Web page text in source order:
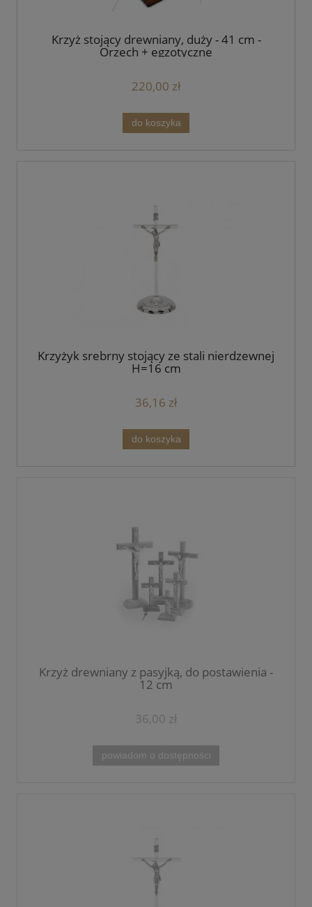
Krzyż stojący drewniany, duży - 41 cm -
Orzech + egzotyczne
220,00 zł
do koszyka
Krzyżyk srebrny stojący ze stali nierdzewnej
H=16 cm
36,16 zł
do koszyka
Krzyż drewniany z pasyjką, do postawienia -
12 cm
36,00 zł
powiadom o dostępności